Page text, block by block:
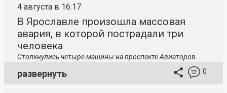
4 августа в 16:17
В Ярославле произошла массовая
авария, в которой пострадали три
человека
Столкнулись четыре машины на проспекте Авиаторов.
развернуть 0